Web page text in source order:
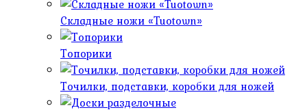
Cкладные ножи «Tuotown»
Топорики
Точилки, подставки, коробки для ножей